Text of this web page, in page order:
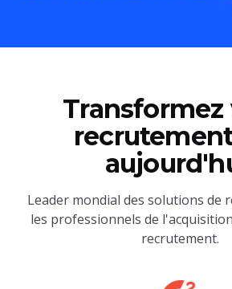
Transformez
Leader mondial des solutions de
les professionnels de
recrutement.